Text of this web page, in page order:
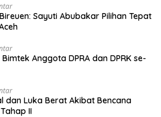
Sayuti Abubakar Pilihan Tepat
Anggota DPRA dan DPRK se-
dan Luka Berat Akibat Bencana
II